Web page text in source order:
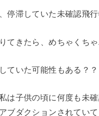
停滞していた未確認飛行
てきたら、めちゃくち
ていた可能性もある？？
は子供の頃に何度も未
ブダクションされてい